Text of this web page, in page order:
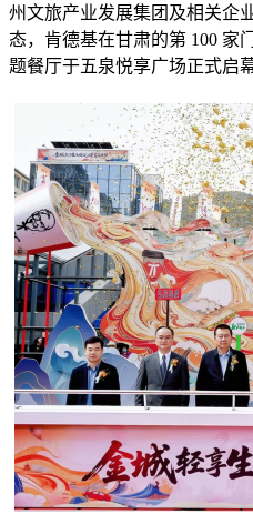
州文旅产业发展集团及相关企
态，肯德基在甘肃的第 100
题餐厅于五泉悦享广场正式启幕